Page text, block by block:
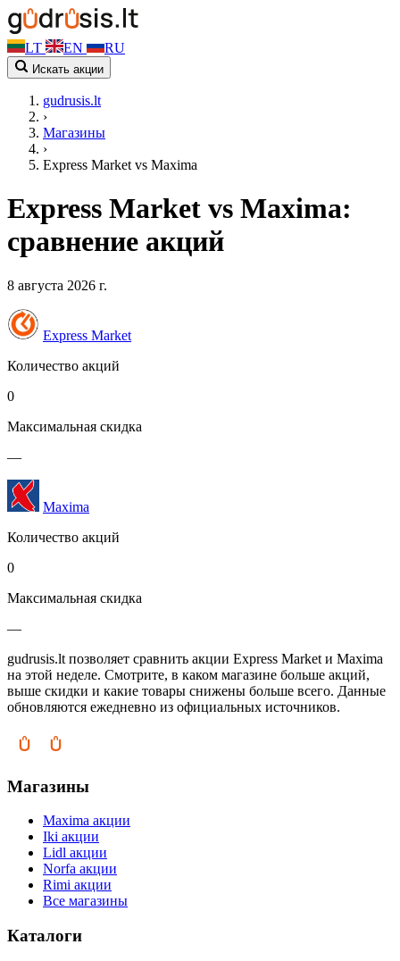
LT EN RU
Искать акции
gudrusis.lt
›
Магазины
›
Express Market vs Maxima
Express Market vs Maxima:
сравнение акций
8 августа 2026 г.
Express Market
Количество акций
0
Максимальная скидка
—
Maxima
Количество акций
0
Максимальная скидка
—
gudrusis.lt позволяет сравнить акции Express Market и Maxima
на этой неделе. Смотрите, в каком магазине больше акций,
выше скидки и какие товары снижены больше всего. Данные
обновляются ежедневно из официальных источников.
Магазины
Maxima акции
Iki акции
Lidl акции
Norfa акции
Rimi акции
Все магазины
Каталоги